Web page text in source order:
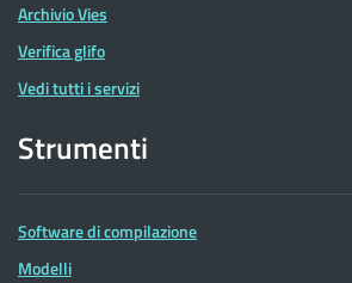
Archivio Vies
Verifica glifo
Vedi tutti i servizi
Strumenti
Software di compilazione
Modelli